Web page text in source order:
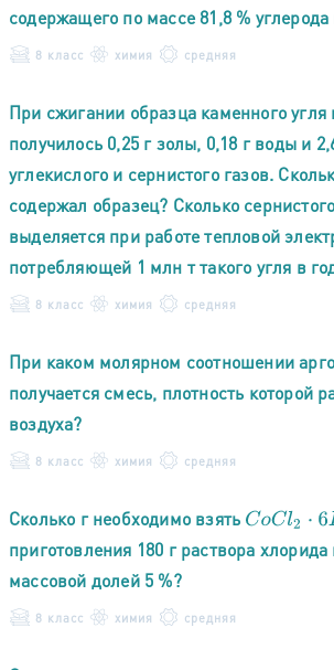
содержащего по массе 81,8 %
8 класс химия средняя
При сжигании образца каменного угля
получилось 0,25 г золы, 0,18 г воды и
углекислого и сернистого газов.
содержал образец? Сколько
выделяется при работе тепловой
потребляющей 1 млн т такого угля в
8 класс химия средняя
При каком молярном соотношении
получается смесь, плотность которой
воздуха?
8 класс химия средняя
Сколько г необходимо взять CoCl2⋅6 H 2
приготовления 180 г раствора хлорида
массовой долей 5 %?
8 класс химия средняя